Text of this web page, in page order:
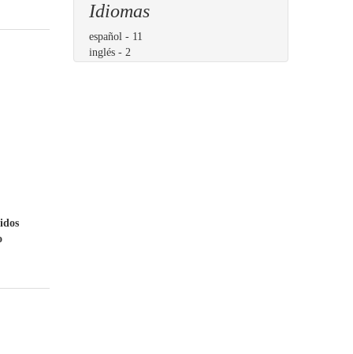
Idiomas
español - 11
inglés - 2